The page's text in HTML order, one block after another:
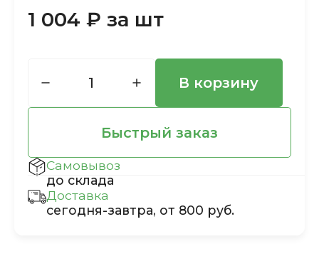
1 004 ₽ за шт
В корзину
Быстрый заказ
Самовывоз
до склада
Доставка
сегодня-завтра, от 800 руб.